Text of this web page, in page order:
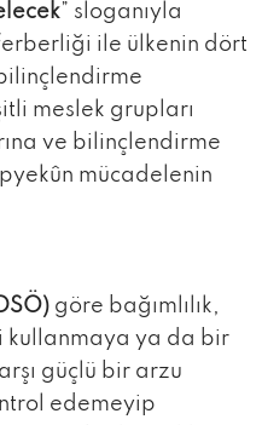
” sloganıyla
ile ülkenin dört
meslek grupları
ve bilinçlendirme
mücadelenin
göre bağımlılık,
kullanmaya ya da bir
güçlü bir arzu
edemeyip